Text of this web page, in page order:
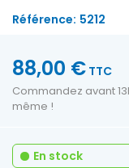
Référence: 5212
88,00 € TTC
Commandez avant
même !
En stock